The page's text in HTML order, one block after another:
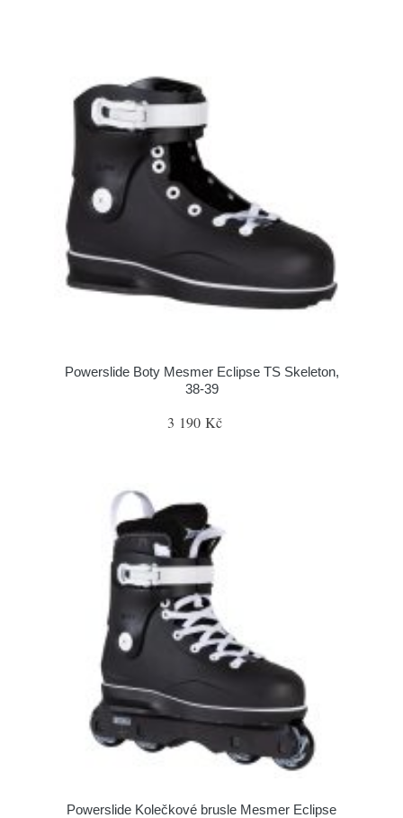
Powerslide Boty Mesmer Eclipse TS Skeleton,
38-39
3 190 Kč
Powerslide Kolečkové brusle Mesmer Eclipse